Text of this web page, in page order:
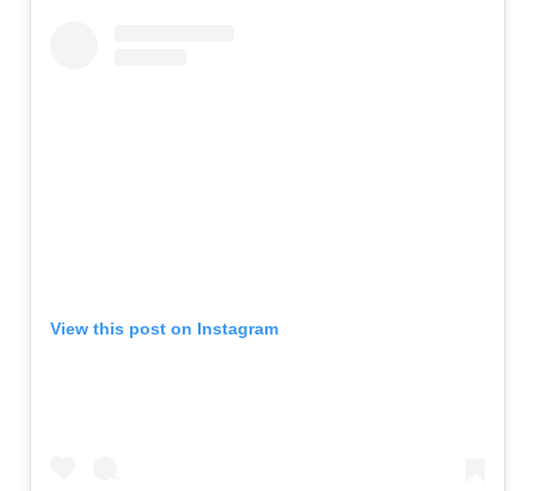
View this post on Instagram